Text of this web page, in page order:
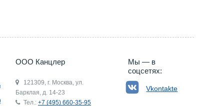
ООО Канцлер
121309, г. Москва, ул.
Барклая, д. 14-23
Тел.: +7 (495) 660-35-95
Мы — в
соцсетях:
Vkontakte